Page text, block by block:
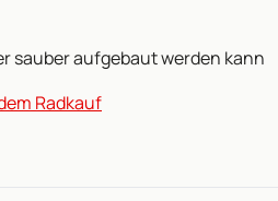
sauber aufgebaut werden kann
Radkauf